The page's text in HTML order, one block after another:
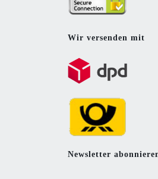
Wir versenden mit
Newsletter